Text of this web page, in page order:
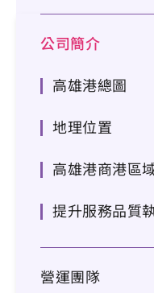
公司簡介
高雄港總圖
地理位置
高雄港商港區
提升服務品質
營運團隊